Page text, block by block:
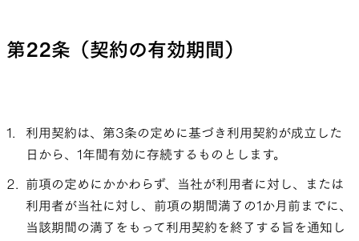
第22条（契約の有効期間）
利用契約は、第3条の定めに基づき利用契約が成立した
日から、1年間有効に存続するものとします。
前項の定めにかかわらず、当社が利用者に対し、または
利用者が当社に対し、前項の期間満了の1か月前までに、
当該期間の満了をもって利用契約を終了する旨を通知し